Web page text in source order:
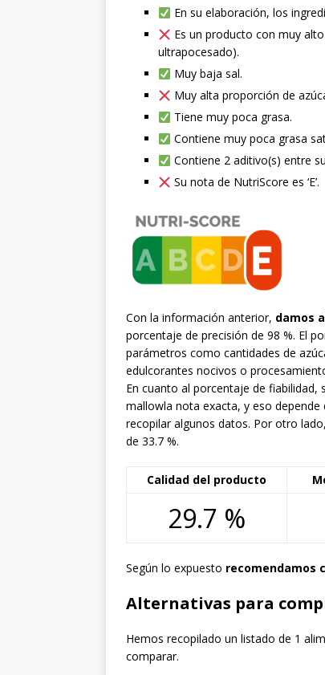
En su elaboración, los
Es un producto con muy
ultrapocesado).
Muy baja sal.
Muy alta proporción de
Tiene muy poca grasa.
Contiene muy poca grasa
Contiene 2 aditivo(s) entre
Su nota de NutriScore es ‘E’.
Con la información anterior, damos
porcentaje de precisión de 98 %. El
parámetros como cantidades de
edulcorantes nocivos o
En cuanto al porcentaje de
mallowla nota exacta, y eso
recopilar algunos datos. Por otro
de 33.7 %.
Calidad del producto
29.7 %
Según lo expuesto recomendamos
Alternativas para
Hemos recopilado un listado de 1
comparar.